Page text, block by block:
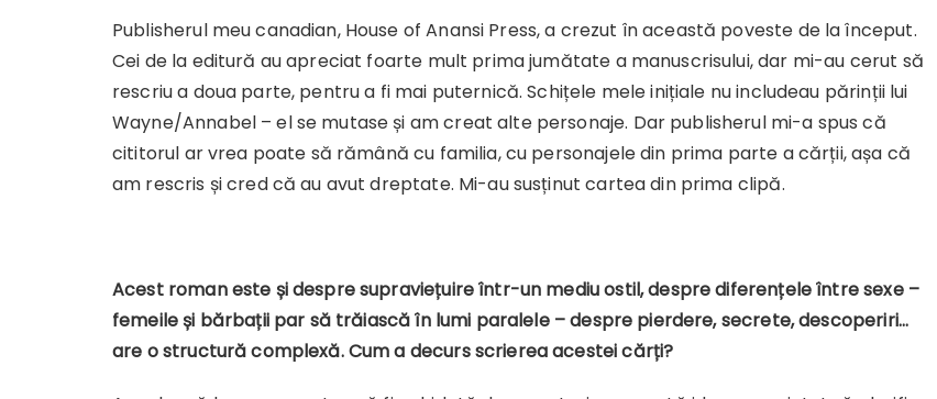
Publisherul meu canadian, House of Anansi Press, a crezut în această poveste de la început.
Cei de la editură au apreciat foarte mult prima jumătate a manuscrisului, dar mi-au cerut să
rescriu a doua parte, pentru a fi mai puternică. Schițele mele inițiale nu includeau părinții lui
Wayne/Annabel – el se mutase și am creat alte personaje. Dar publisherul mi-a spus că
cititorul ar vrea poate să rămână cu familia, cu personajele din prima parte a cărții, așa că
am rescris și cred că au avut dreptate. Mi-au susținut cartea din prima clipă.
Acest roman este și despre supraviețuire într-un mediu ostil, despre diferențele între sexe –
femeile și bărbații par să trăiască în lumi paralele – despre pierdere, secrete, descoperiri…
are o structură complexă. Cum a decurs scrierea acestei cărți?